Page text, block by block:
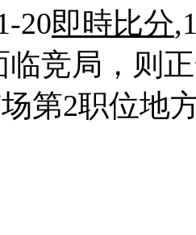
20即時比分
临竞局，则
第2职位地